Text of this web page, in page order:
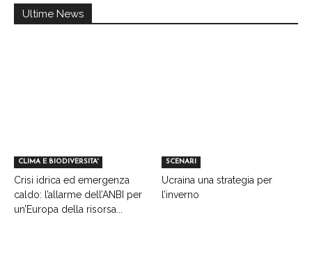
Ultime News
CLIMA E BIODIVERSITA'
Crisi idrica ed emergenza
caldo: l’allarme dell’ANBI per
un’Europa della risorsa...
SCENARI
Ucraina una strategia per
l’inverno